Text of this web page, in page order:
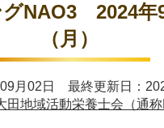
NAO3 2024年
（月）
月02日 最終更新日：
田地域活動栄養士会（通称